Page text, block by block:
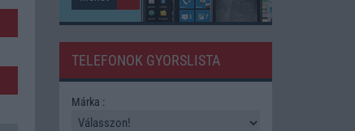
TELEFONOK GYORSLISTA
Márka :